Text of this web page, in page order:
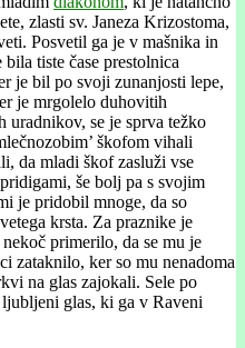
zlasti sv. Janeza Krizostoma,
Posvetil ga je v mašnika in
tiste čase prestolnica
je bil po svoji zunanjosti lepe,
je mrgolelo duhovitih
uradnikov, se je sprva težko
škofom vihali
da mladi škof zasluži vse
še bolj pa s svojim
je pridobil mnoge, da so
krsta. Za praznike je
primerilo, da se mu je
zataknilo, ker so mu nenadoma
na glas zajokali. Sele po
glas, ki ga v Raveni